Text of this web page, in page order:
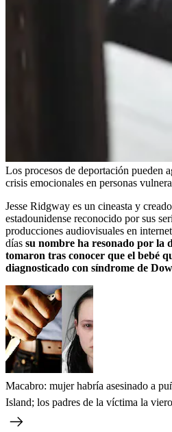
Los procesos de deportación pueden
crisis emocionales en personas
Jesse Ridgway es un cineasta y
estadounidense reconocido por sus
producciones audiovisuales en
días su nombre ha resonado por la
tomaron tras conocer que el bebé
diagnosticado con síndrome de
Macabro: mujer habría asesinado a
Island; los padres de la víctima la